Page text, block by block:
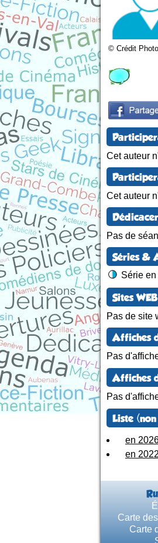
© Crédit
Cet auteur
Cet auteur
Pas de
Séries &
Série
Sites
Pas de site
Affiches
Pas
Affiches
Pas
Liste
en
en 2022
Carte
Carte